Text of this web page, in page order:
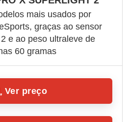
mais usados por
graças ao sensor
e ao peso ultraleve de
60 gramas
Ver preço